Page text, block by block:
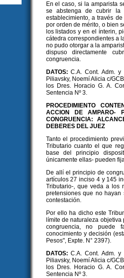
En el caso, si la amparista
se abstenga de cubrir la
establecimiento, a través
por orden de mérito, o bien
los listados y en el ínterin,
cátedra correspondientes a
no pudo otorgar a la
dispuso directamente
congruencia.
DATOS: C.A. Cont. Adm. y
Piliavsky, Noemí Alicia c/
los Dres. Horacio G. A.
Sentencia Nº 3.
PROCEDIMIENTO
ACCION DE AMPARO-
CONGRUENCIA:
DEBERES DEL JUEZ
Tanto el procedimiento
Tributario cuanto el que
base del principio
únicamente ellas- pueden
De allí el principio de
artículos 27 inciso 4 y 145
Tributario-, que veda a los
pretensiones que no
contestación.
Por ello ha dicho este
límite de naturaleza
congruencia, no puede
conocimiento y decisión
Pesos", Expte. N° 2397).
DATOS: C.A. Cont. Adm. y
Piliavsky, Noemí Alicia c/
los Dres. Horacio G. A.
Sentencia Nº 3.